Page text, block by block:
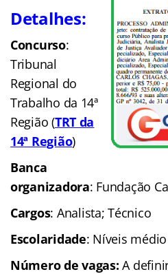
Detalhes:
Concurso:
Tribunal
Regional do
Trabalho da 14ª
Região (TRT da
14ª Região)
Banca
organizadora: Fundação
Cargos: Analista; Técnico
Escolaridade: Níveis
Número de vagas: A